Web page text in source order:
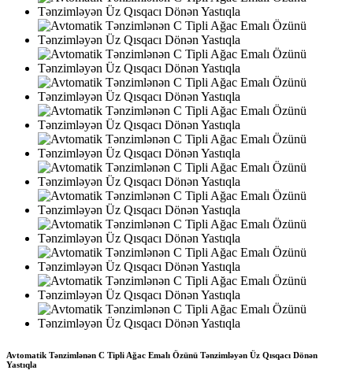
Avtomatik Tənzimlənən C Tipli Ağac Emalı Özünü Tənzimləyən Üz Qısqacı Dönən
Yastıqla